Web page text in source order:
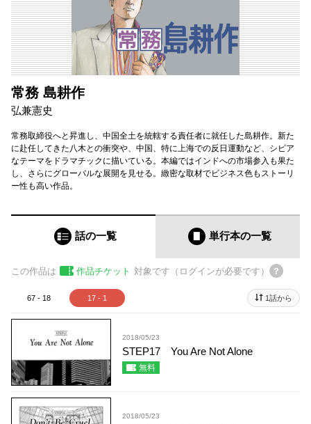
常務 島耕作
弘兼憲史
常務取締役へと昇進し、中国全土を統轄する責任者に就任した島耕作。新た
に赴任してきた八木との衝突や、中国、特に上海での反日運動など、シビア
なテーマをドラマチックに描いている。本編ではインドへの市場参入も果た
し、さらにグローバルな展開を見せる。緻密な取材でビジネス色もストーリ
ー性も高い作品。
話の一覧 単行本の一覧
この作品は 作品チケット 対象です（ログインが必要です）
67 - 18 17 - 1 1話から
2018/05/23
STEP17 You Are Not Alone
無料
2018/05/23